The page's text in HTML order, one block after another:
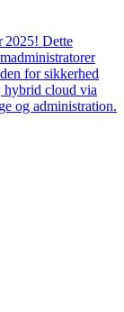
2025! Dette
for sikkerhed
hybrid cloud via
og administration.